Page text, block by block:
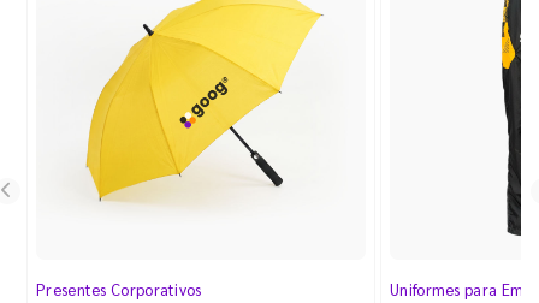
Presentes Corporativos Uniformes para